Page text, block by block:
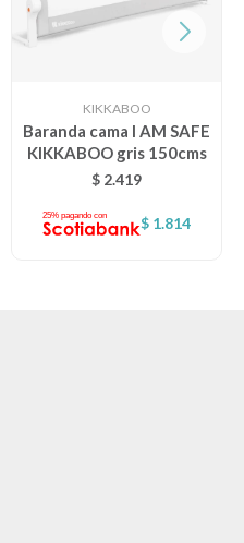
KIKKABOO
Baranda cama I AM SAFE
KIKKABOO gris 150cms
$ 2.419
$ 1.814